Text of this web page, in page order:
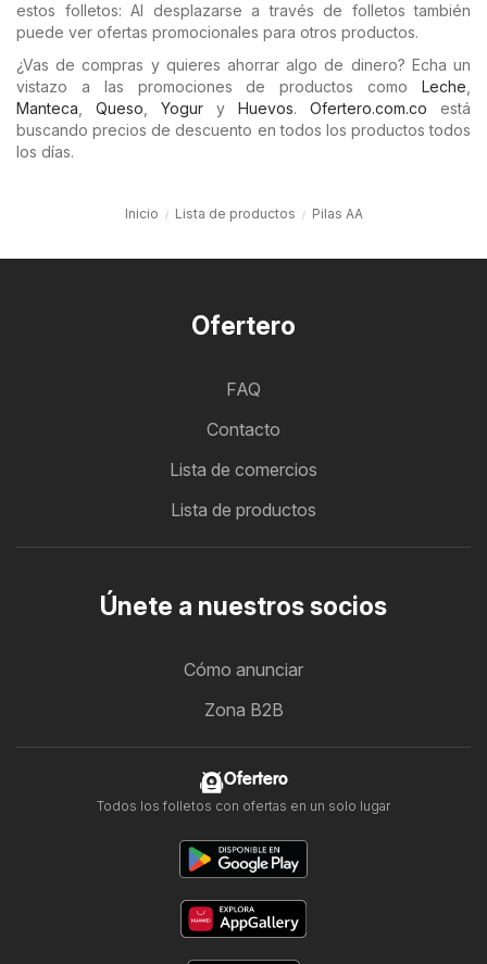
estos folletos: Al desplazarse a través de folletos también
puede ver ofertas promocionales para otros productos.
¿Vas de compras y quieres ahorrar algo de dinero? Echa un
vistazo a las promociones de productos como Leche
Manteca
Queso Yogur y Huevos. Ofertero.com.co está
buscando precios de descuento en todos los productos todos
los días.
Inicio Lista de productos Pilas AA
Ofertero
FAQ
Contacto
Lista de comercios
Lista de productos
Únete a nuestros socios
Cómo anunciar
Zona B2B
Ofertero
Todos los folletos con ofertas en un solo lugar